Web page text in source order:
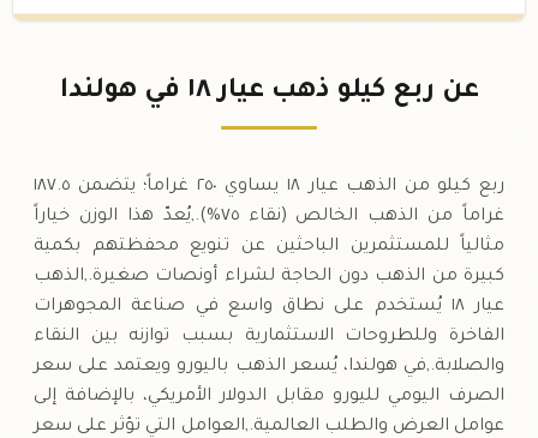
٢١,٧٥٠.٠٠ يورو
عن ربع كيلو ذهب عيار ١٨ في هولندا
ربع كيلو من الذهب عيار ١٨ يساوي ٢٥٠ غراماً؛ يتضمن ١٨٧.٥
غراماً من الذهب الخالص (نقاء ٧٥%).,يُعدّ هذا الوزن خياراً
مثالياً للمستثمرين الباحثين عن تنويع محفظتهم بكمية
كبيرة من الذهب دون الحاجة لشراء أونصات صغيرة.,الذهب
عيار ١٨ يُستخدم على نطاق واسع في صناعة المجوهرات
الفاخرة وللطروحات الاستثمارية بسبب توازنه بين النقاء
والصلابة.,في هولندا، يُسعر الذهب باليورو ويعتمد على سعر
الصرف اليومي لليورو مقابل الدولار الأمريكي، بالإضافة إلى
عوامل العرض والطلب العالمية.,العوامل التي تؤثر على سعر